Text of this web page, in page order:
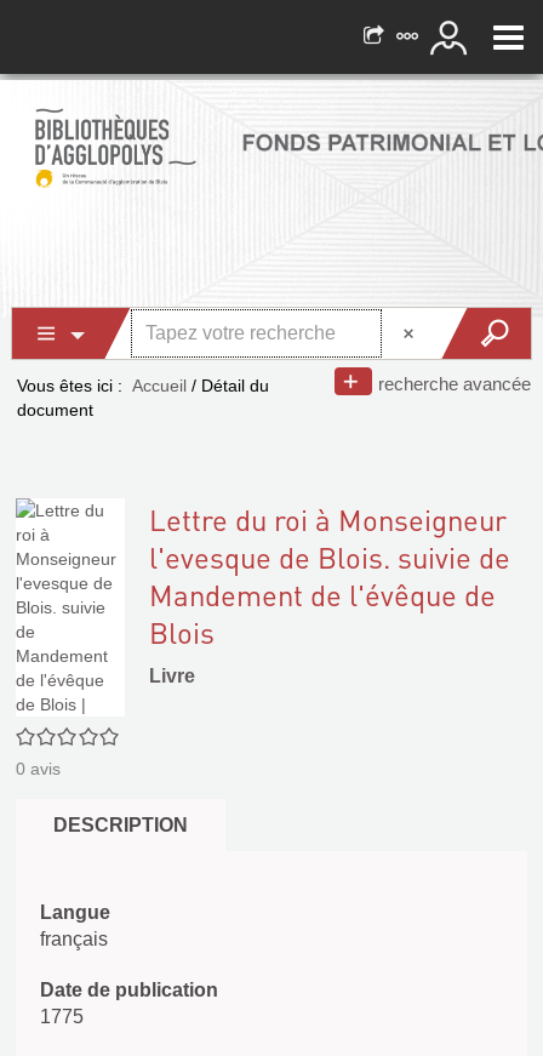
recherche avancée
Vous êtes ici : Accueil / Détail du
document
0/5
0 avis
Lettre du roi à Monseigneur
l'evesque de Blois. suivie de
Mandement de l'évêque de
Blois
Livre
DESCRIPTION
Langue
français
Date de publication
1775